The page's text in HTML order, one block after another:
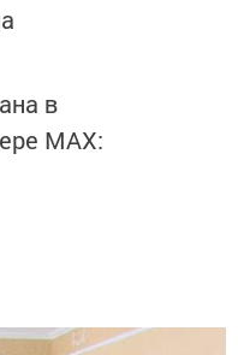
в
MАХ: